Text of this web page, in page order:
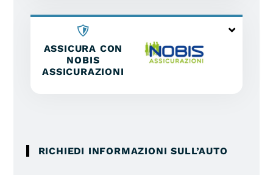
ASSICURA CON
NOBIS
ASSICURAZIONI
RICHIEDI INFORMAZIONI SULL’AUTO